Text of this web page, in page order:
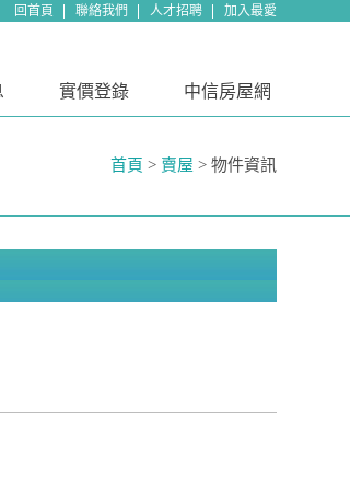
回首頁 聯絡我們 人才招聘 加入最愛
實價登錄 中信房屋網
首頁 > 賣屋 > 物件資訊